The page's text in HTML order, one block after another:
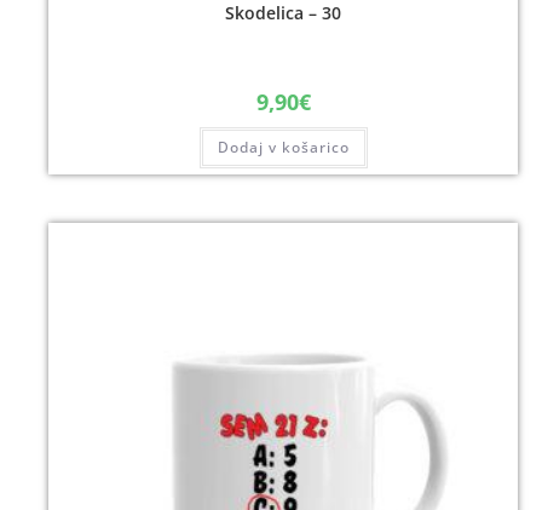
Skodelica – 30
9,90€
Dodaj v košarico